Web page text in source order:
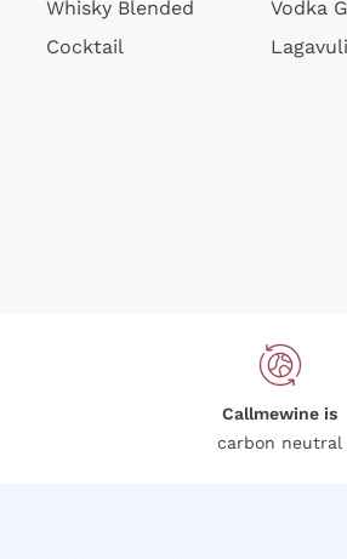
Whisky Blended
Cocktail
Vodka
Callmewine is
carbon neutral